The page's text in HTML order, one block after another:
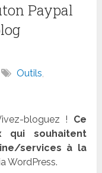
Paypal
Outils,
bloguez ! Ce
qui souhaitent
services à la
WordPress.